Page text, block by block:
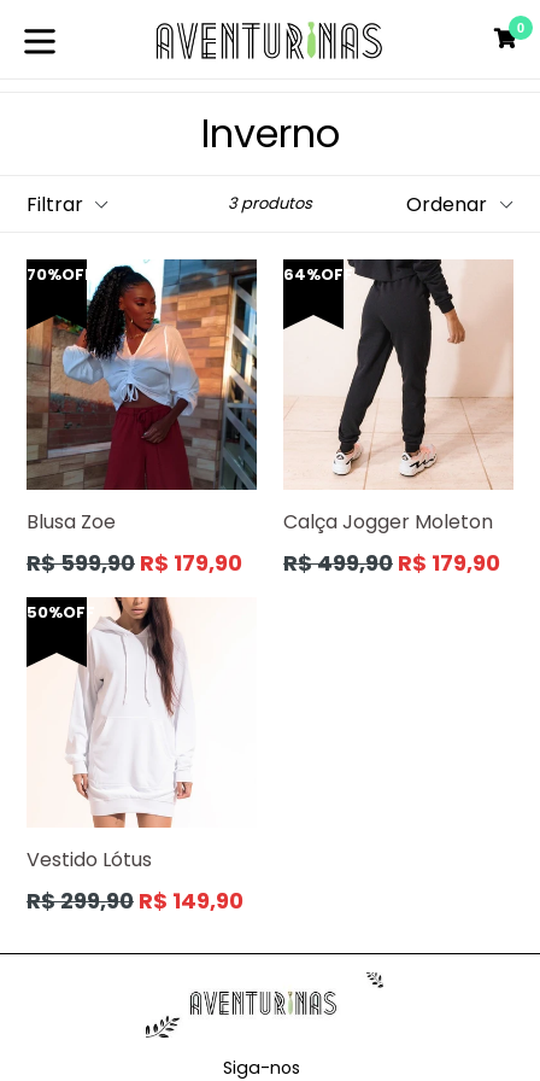
para
0
Inverno
3 produtos
70%OFF
Blusa Zoe
Preço
R$ 599,90 R$ 179,90
64%OFF
Calça Jogger Moleton
Preço
R$ 499,90 R$ 179,90
50%OFF
Vestido Lótus
Preço
R$ 299,90 R$ 149,90
Siga-nos